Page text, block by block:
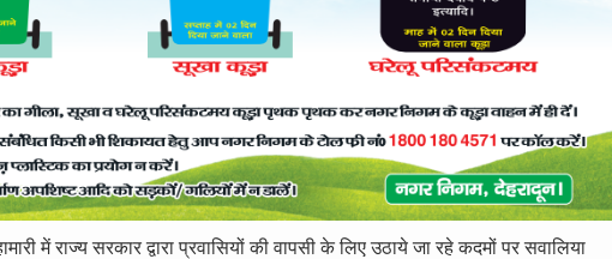
में राज्य सरकार द्वारा प्रवासियों की वापसी के लिए उठाये जा रहे कदमों पर सवालिया